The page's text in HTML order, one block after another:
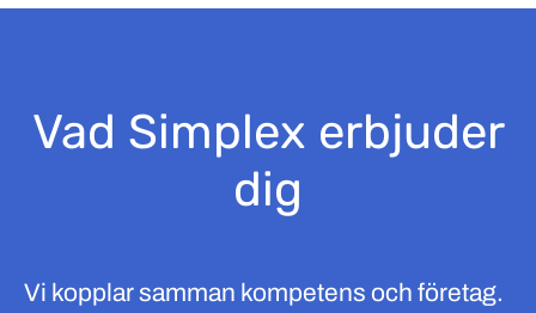
Vad Simplex erbjuder
dig
Vi kopplar samman kompetens och företag.